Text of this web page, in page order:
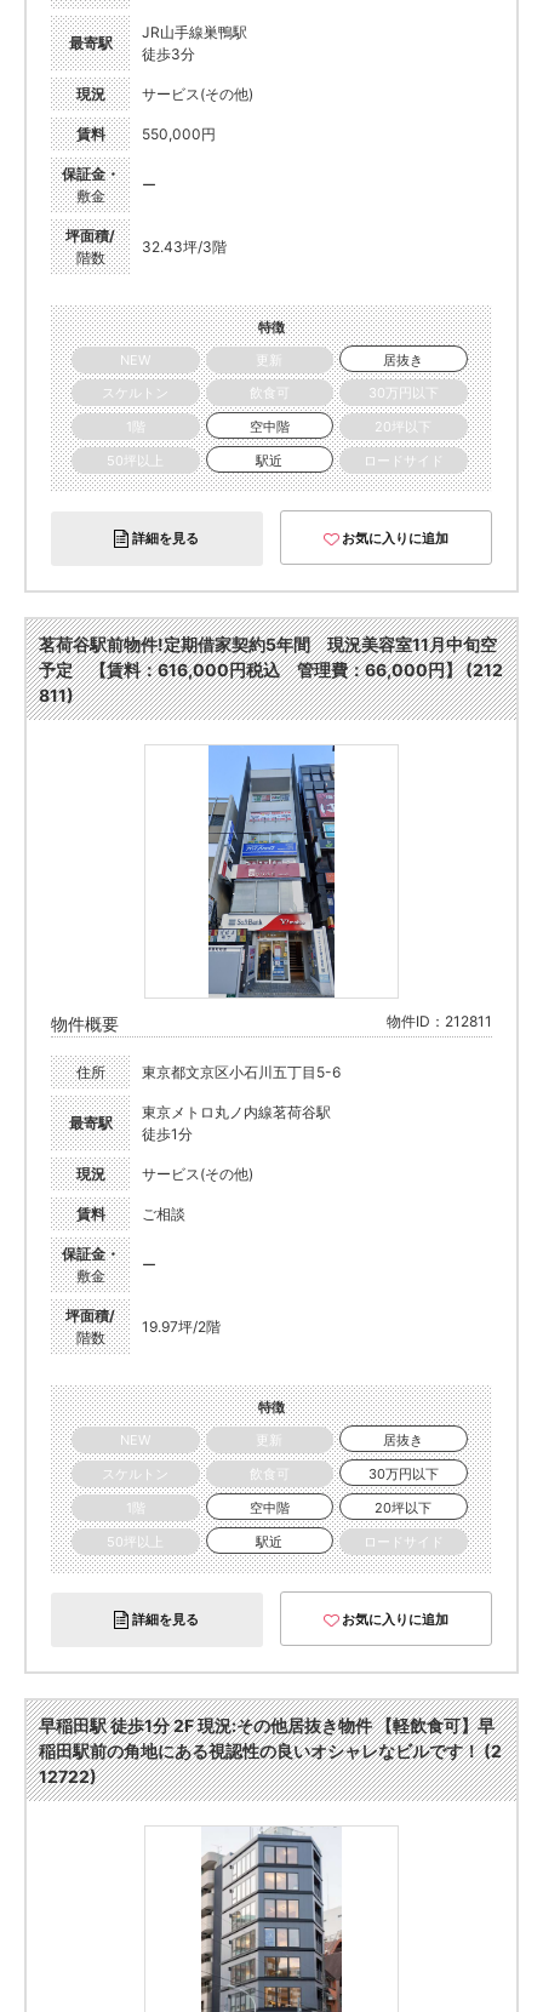
最寄駅
JR山手線巣鴨駅
徒歩3分
現況 サービス(その他)
賃料 550,000円
保証金・
敷金
ー
坪面積/
階数
32.43坪/3階
特徴
NEW
更新
居抜き
スケルトン
飲食可
30万円以下
1階
空中階
20坪以下
50坪以上
駅近 ロードサイド
詳細を見る お気に入りに追加
茗荷谷駅前物件!定期借家契約5年間 現況美容室11月中旬空
予定 【賃料：616,000円税込 管理費：66,000円】 (212
811)
物件概要 物件ID：212811
住所 東京都文京区小石川五丁目5-6
最寄駅
東京メトロ丸ノ内線茗荷谷駅
徒歩1分
現況 サービス(その他)
賃料 ご相談
保証金・
敷金
ー
坪面積/
階数
19.97坪/2階
特徴
NEW
更新
居抜き
スケルトン
飲食可
30万円以下
1階
空中階
20坪以下
50坪以上
駅近 ロードサイド
詳細を見る お気に入りに追加
早稲田駅 徒歩1分 2F 現況:その他居抜き物件 【軽飲食可】早
稲田駅前の角地にある視認性の良いオシャレなビルです！ (2
12722)